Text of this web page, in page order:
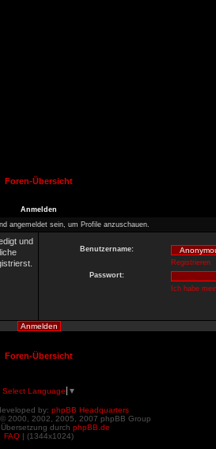
Foren-Übersicht
Anmelden
angemeldet sein, um Profile anzuschauen.
und
Benutzername:
Registrieren
Passwort:
Ich habe
Foren-Übersicht
Select Language ▼
by: phpBB Headquarters
© 2000, 2002, 2005, 2007 phpBB Group
durch phpBB.de
FAQ | (1344x1024)